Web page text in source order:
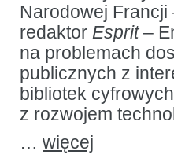
Narodowej Francji
redaktor Esprit–
na problemach
publicznych z
bibliotek
z rozwojem
… więcej